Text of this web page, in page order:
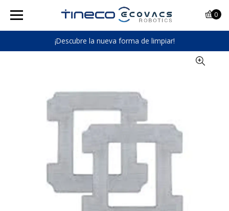
¡Descubre la nueva forma de limpiar!
0